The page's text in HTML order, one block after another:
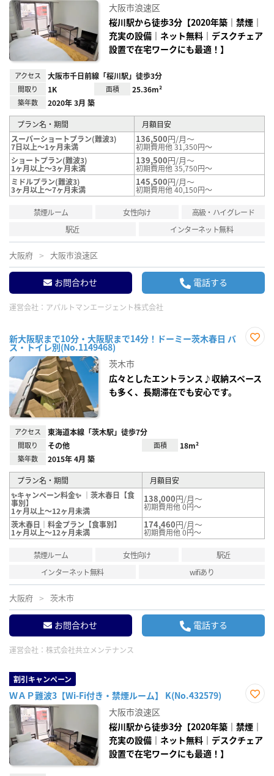
り登
録
大阪市浪速区
桜川駅から徒歩3分【2020年築｜禁煙｜
充実の設備｜ネット無料｜デスクチェア
設置で在宅ワークにも最適！】
アクセス 大阪市千日前線「桜川駅」徒歩3分
間取り 1K 面積 25.36m²
築年数 2020年 3月 築
プラン名・期間
月額目安
スーパーショートプラン(難波3)
7日以上～1ヶ月未満
136,500円/月～
初期費用他 31,350円～
ショートプラン(難波3)
1ヶ月以上～3ヶ月未満
139,500円/月～
初期費用他 35,750円～
ミドルプラン(難波3)
3ヶ月以上～7ヶ月未満
145,500円/月～
初期費用他 40,150円～
禁煙ルーム 女性向け
高級・ハイグレード
駅近
インターネット無料
大阪府 大阪市浪速区
お問合わせ 電話する
運営会社： アパルトマンエージェント株式会社
新大阪駅まで10分・大阪駅まで14分！ドーミー茨木春日 バ
ス・トイレ別(No.1149468)
録
茨木市
広々としたエントランス♪収納スペース
も多く、長期滞在でも安心です。
アクセス 東海道本線「茨木駅」徒歩7分
間取り その他 面積 18m²
築年数 2015年 4月 築
プラン名・期間
月額目安
✨キャンペーン料金✨ ｜茨木春日【食
事別】
1ヶ月以上～12ヶ月未満
138,000円/月～
初期費用他 0円～
茨木春日｜料金プラン【食事別】
1ヶ月以上～12ヶ月未満
174,460円/月～
初期費用他 0円～
禁煙ルーム 女性向け
駅近
インターネット無料
wifiあり
大阪府 茨木市
お問合わせ 電話する
運営会社： 株式会社共立メンテナンス
割引キャンペーン
ＷＡＰ難波3【Wi-Fi付き・禁煙ルーム】 K(No.432579)
り登
録
大阪市浪速区
桜川駅から徒歩3分【2020年築｜禁煙｜
充実の設備｜ネット無料｜デスクチェア
設置で在宅ワークにも最適！】